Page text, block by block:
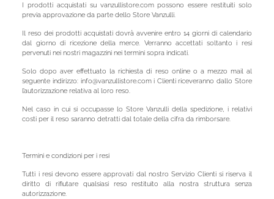
I prodotti acquistati su vanzullistore.com possono essere restituiti solo
previa approvazione da parte dello Store Vanzulli.
Il reso dei prodotti acquistati dovrà avvenire entro 14 giorni di calendario
dal giorno di ricezione della merce. Verranno accettati soltanto i resi
pervenuti nei nostri magazzini nei termini sopra indicati.
Solo dopo aver effettuato la richiesta di reso online o a mezzo mail al
seguente indirizzo: info@vanzullistore.com i Clienti riceveranno dallo Store
l’autorizzazione relativa al loro reso.
Nel caso in cui si occupasse lo Store Vanzulli della spedizione, i relativi
costi per il reso saranno detratti dal totale della cifra da rimborsare.
Termini e condizioni per i resi
Tutti i resi devono essere approvati dal nostro Servizio Clienti si riserva il
diritto di rifiutare qualsiasi reso restituito alla nostra struttura senza
autorizzazione.